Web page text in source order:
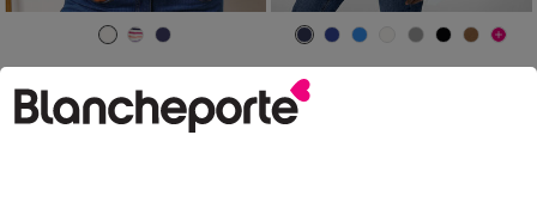
38/40 42/44
50 52 54
32,99 €
-50% dès 2 art Code 899013
34/36 38/40 42/44
46/48
50 52 54 56 58
LES MOINS CHERS